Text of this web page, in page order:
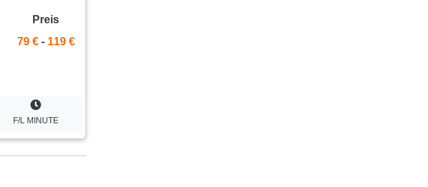
Preis
79 € - 119 €
F/L MINUTE